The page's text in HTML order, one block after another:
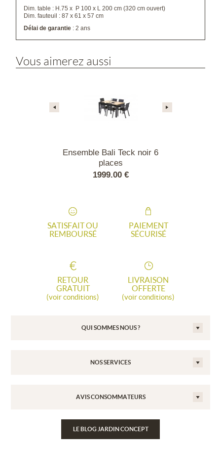
Dim. table : H.75 x P 100 x L 200 cm (320 cm ouvert)
Dim. fauteuil : 87 x 61 x 57 cm
Délai de garantie : 2 ans
Vous aimerez aussi
Ensemble Bali Teck noir 6
places
1999.00 €
SATISFAIT OU
REMBOURSÉ
PAIEMENT
SÉCURISÉ
RETOUR
GRATUIT
(voir conditions)
LIVRAISON
OFFERTE
(voir conditions)
QUI SOMMES NOUS ?
NOS SERVICES
AVIS CONSOMMATEURS
LE BLOG JARDIN CONCEPT